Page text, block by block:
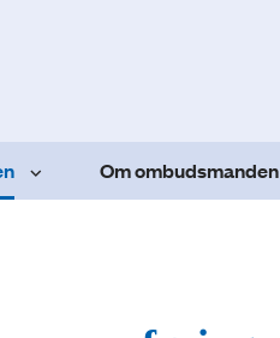
Om ombudsmanden